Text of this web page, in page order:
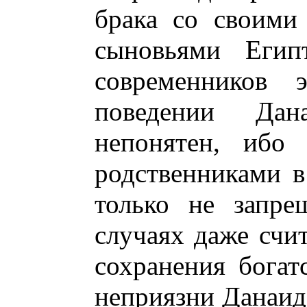
брака со
сыновьями
поведении
непонятен,
только не
случаях даже
сохранения
неприязни